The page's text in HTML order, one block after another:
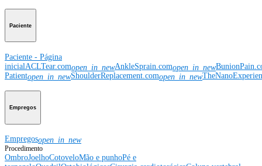
Paciente
Paciente - Página
inicial ACLTear.comopen_in_newAnkleSprain.comopen_in_new
Patientopen_in_newShoulderReplacement.comopen_in_new
Empregos
Empregosopen_in_new
Procedimento
OmbroJoelhoCotoveloMão e punhoPé e